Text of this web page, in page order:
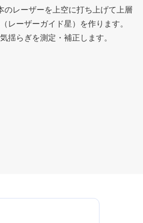
のレーザーを上空に打ち上げて上層
レーザーガイド星）を作ります。
揺らぎを測定・補正します。